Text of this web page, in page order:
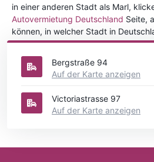
in einer anderen Stadt als Marl,
Autovermietung Deutschland Seite,
können, in welcher Stadt in
mieten wollen.
Bergstraße 94
Auf der Karte anzeigen
Victoriastrasse 97
Auf der Karte anzeigen